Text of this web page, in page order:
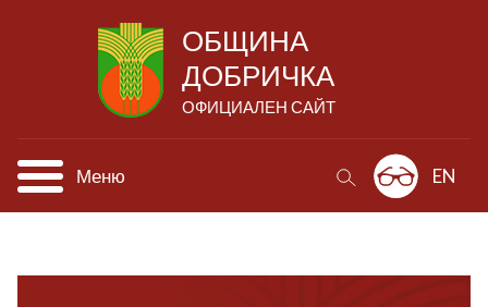
ОБЩИНА
ДОБРИЧКА
ОФИЦИАЛЕН САЙТ
Меню EN